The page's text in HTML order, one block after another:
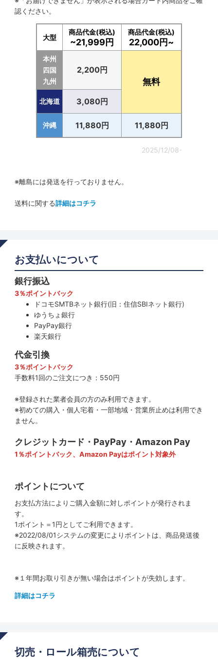
認ください。
大型
商品代金(税込)
~21,999円
商品代金(税込)
22,000円~
本州
四国
九州
2,200円
無料
北海道 3,080円
沖縄 11,880円 11,880円
2025/12/08-
※離島には発送を行っておりません。
送料に関する詳細はコチラ
お支払いについて
銀行振込
3％ポイントバック
ドコモSMTBネット銀行(旧：住信SBIネット銀行)
ゆうちょ銀行
PayPay銀行
楽天銀行
代金引換
3％ポイントバック
手数料1回のご注文につき：550円
※登録された業者会員の方のみ利用できます。
※初めての購入・個人宅着・一部地域・営業所止めは利用でき
ません。
クレジットカード・PayPay・Amazon Pay
1％ポイントバック、Amazon Payはポイント対象外
ポイントについて
お支払方法によりご購入金額に対しポイントが発行されま
す。
1ポイント＝1円としてご利用できます。
※2022/08/01システムの変更によりポイントは、商品発送後
に反映されます。
※１年間お取り引きが無い場合はポイントが失効します。
詳細はコチラ
切売・ロール箱売について